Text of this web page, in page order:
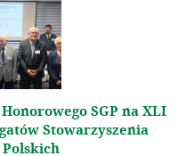
SGP na XLI
Stowarzyszenia